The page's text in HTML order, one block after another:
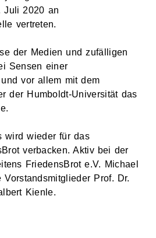
Juli 2020 an
vertreten.
der Medien und zufälligen
Sensen einer
vor allem mit dem
der Humboldt-Universität das
wird wieder für das
verbacken. Aktiv bei der
FriedensBrote.V. Michael
Vorstandsmitglieder Prof. Dr.
Kienle.